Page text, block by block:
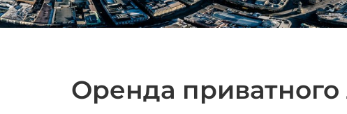
Оренда приватного